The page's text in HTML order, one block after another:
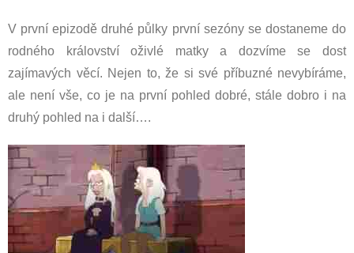
V první epizodě druhé půlky první sezóny se dostaneme do
rodného království oživlé matky a dozvíme se dost
zajímavých věcí. Nejen to, že si své příbuzné nevybíráme,
ale není vše, co je na první pohled dobré, stále dobro i na
druhý pohled na i další….